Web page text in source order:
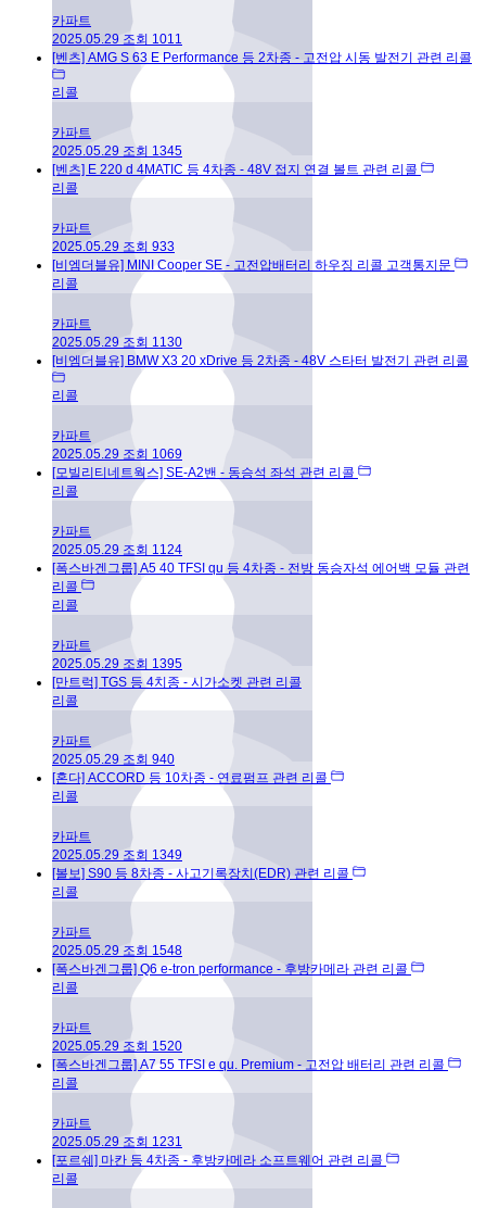
카파트
2025.05.29 조회 1011
[벤츠] AMG S 63 E Performance 등 2차종 - 고전압 시동 발전기 관련 리콜
리콜
카파트
2025.05.29 조회 1345
[벤츠] E 220 d 4MATIC 등 4차종 - 48V 접지 연결 볼트 관련 리콜
리콜
카파트
2025.05.29 조회 933
[비엠더블유] MINI Cooper SE - 고전압배터리 하우징 리콜 고객통지문
리콜
카파트
2025.05.29 조회 1130
[비엠더블유] BMW X3 20 xDrive 등 2차종 - 48V 스타터 발전기 관련 리콜
리콜
카파트
2025.05.29 조회 1069
[모빌리티네트웍스] SE-A2밴 - 동승석 좌석 관련 리콜
리콜
카파트
2025.05.29 조회 1124
[폭스바겐그룹] A5 40 TFSI qu 등 4차종 - 전방 동승자석 에어백 모듈 관련
리콜
리콜
카파트
2025.05.29 조회 1395
[만트럭] TGS 등 4치종 - 시가소켓 관련 리콜
리콜
카파트
2025.05.29 조회 940
[혼다] ACCORD 등 10차종 - 연료펌프 관련 리콜
리콜
카파트
2025.05.29 조회 1349
[볼보] S90 등 8차종 - 사고기록장치(EDR) 관련 리콜
리콜
카파트
2025.05.29 조회 1548
[폭스바겐그룹] Q6 e-tron performance - 후방카메라 관련 리콜
리콜
카파트
2025.05.29 조회 1520
[폭스바겐그룹] A7 55 TFSI e qu. Premium - 고전압 배터리 관련 리콜
리콜
카파트
2025.05.29 조회 1231
[포르쉐] 마칸 등 4차종 - 후방카메라 소프트웨어 관련 리콜
리콜